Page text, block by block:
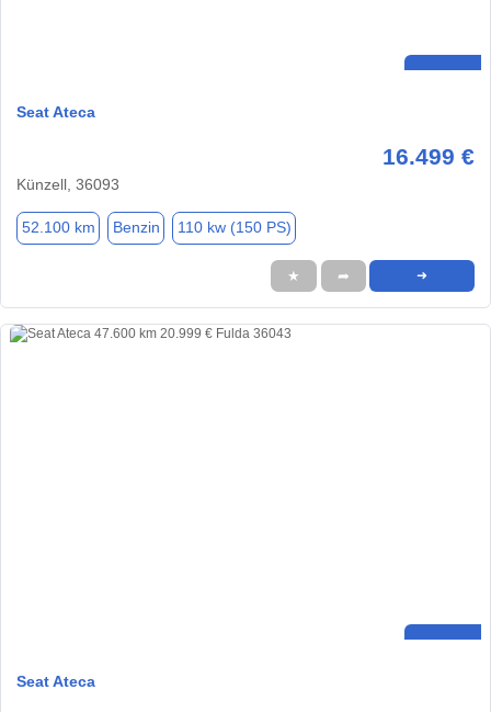
Seat Ateca
16.499 €
Künzell, 36093
52.100 km Benzin 110 kw (150 PS)
★ ➦ ➜
Seat Ateca